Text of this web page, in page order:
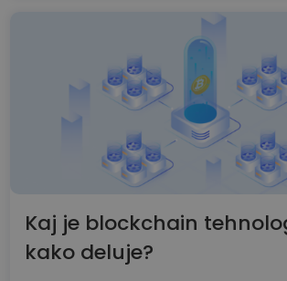
Kaj je blockchain
kako deluje?